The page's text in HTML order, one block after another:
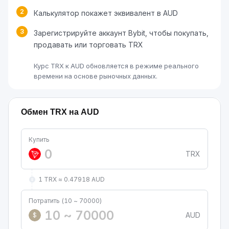
2 Калькулятор покажет эквивалент в AUD
3
Зарегистрируйте аккаунт Bybit, чтобы покупать,
продавать или торговать TRX
Курс TRX к AUD обновляется в режиме реального
времени на основе рыночных данных.
Обмен TRX на AUD
Купить
TRX
1 TRX ≈ 0.47918 AUD
Потратить (10 ~ 70000)
$
AUD